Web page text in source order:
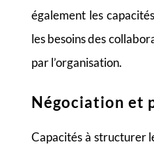
également les
les besoins des
par l’organisation.
Négociation et
Capacités à structurer